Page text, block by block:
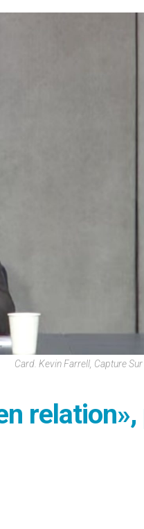
Card. Kevin Farrell, Capture